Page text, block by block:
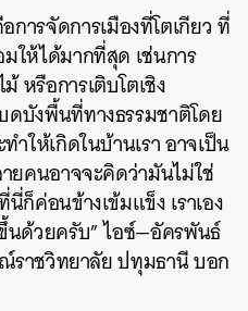
ารจัดการเมืองที่โตเกียว ที่
ให้ได้มากที่สุด เช่นการ
หรือการเติบโตเชิง
บังพื้นที่ทางธรรมชาติโดย
ให้เกิดในบ้านเรา อาจเป็น
ยคนอาจจะคิดว่ามันไม่ใช่
ค่อนข้างเข้มแข็ง เราเอง
นด้วยครับ” ไอซ์—อัครพันธ์
ราชวิทยาลัย ปทุมธานี บอก